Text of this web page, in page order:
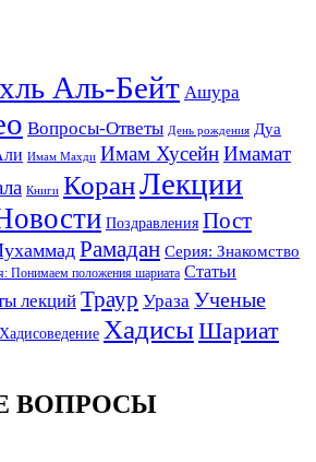
Аль-Бейт Ашура
Вопросы-Ответы День рождения Дуа
Имам Махди Имам ХусейнИмамат
Книги КоранЛекции
Поздравления Пост
Рамадан Серия: Знакомство
Понимаем положения шариата Статьи
лекций Траур Ураза Ученые
Хадисоведение ХадисыШариат
ВОПРОСЫ